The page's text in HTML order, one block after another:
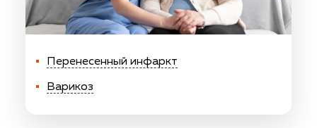
Перенесенный инфаркт
Варикоз